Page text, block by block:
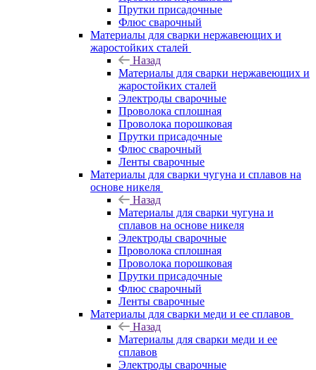
Прутки присадочные
Флюс сварочный
Материалы для сварки нержавеющих и
жаростойких сталей
Назад
Материалы для сварки нержавеющих и
жаростойких сталей
Электроды сварочные
Проволока сплошная
Проволока порошковая
Прутки присадочные
Флюс сварочный
Ленты сварочные
Материалы для сварки чугуна и сплавов на
основе никеля
Назад
Материалы для сварки чугуна и
сплавов на основе никеля
Электроды сварочные
Проволока сплошная
Проволока порошковая
Прутки присадочные
Флюс сварочный
Ленты сварочные
Материалы для сварки меди и ее сплавов
Назад
Материалы для сварки меди и ее
сплавов
Электроды сварочные